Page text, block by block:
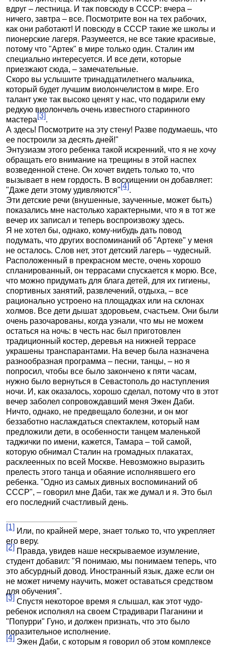
вдруг – лестница. И так повсюду в СССР: вчера –
ничего, завтра – все. Посмотрите вон на тех рабочих,
как они работают! И повсюду в СССР такие же школы и
пионерские лагеря. Разумеется, не все такие красивые,
потому что "Артек" в мире только один. Сталин им
специально интересуется. И все дети, которые
приезжают сюда, – замечательные.
Скоро вы услышите тринадцатилетнего мальчика,
который будет лучшим виолончелистом в мире. Его
талант уже так высоко ценят у нас, что подарили ему
редкую виолончель очень известного старинного
мастера[3].
А здесь! Посмотрите на эту стену! Разве подумаешь, что
ее построили за десять дней!"
Энтузиазм этого ребенка такой искренний, что я не хочу
обращать его внимание на трещины в этой наспех
возведенной стене. Он хочет видеть только то, что
вызывает в нем гордость. В восхищении он добавляет:
"Даже дети этому удивляются"[4].
Эти детские речи (внушенные, зaучeнныe, может быть)
показались мне настолько характерными, что я в тот же
вечер их записал и теперь воспроизвожу здесь.
Я не хотел бы, однако, кому-нибудь дать повод
подумать, что других воспоминаний об "Артеке" у меня
не осталось. Слов нет, этот детский лагерь – чудесный.
Расположенный в прекрасном месте, очень хорошо
спланированный, он террасами спускается к морю. Все,
что можно придумать для блага детей, для их гигиены,
спортивных занятий, развлечений, отдыха, – все
рационально устроено на площадках или на склонах
холмов. Все дети дышат здоровьем, счастьем. Они были
очень разочарованы, когда узнали, что мы не можем
остаться на ночь: в честь нас был приготовлен
традиционный костер, деревья на нижней террасе
украшены транспарантами. На вечер была назначена
разнообразная программа – песни, танцы, – но я
попросил, чтобы все было закончено к пяти часам,
нужно было вернуться в Севастополь до наступления
ночи. И, как оказалось, хорошо сделал, потому что в этот
вечер заболел сопровождавший меня Эжен Даби.
Ничто, однако, не предвещало болезни, и он мог
беззаботно наслаждаться спектаклем, который нам
предложили дети, в особенности танцем маленькой
таджички по имени, кажется, Тамара – той самой,
которую обнимал Сталин на громадных плакатах,
расклеенных по всей Москве. Невозможно выразить
прелесть этого танца и обаяние исполнявшего его
ребенка. "Одно из самых дивных воспоминаний об
СССР", – говорил мне Даби, так же думал и я. Это был
его последний счастливый день.
[1] Или, по крайней мере, знает только то, что укрепляет
его веру.
[2] Правда, увидев наше нескрываемое изумление,
студент добавил: "Я понимаю, мы понимаем теперь, что
это абсурдный довод. Иностранный язык, даже если он
не может ничему научить, может оставаться средством
для обучения".
[3] Спустя некоторое время я слышал, как этот чудо-
ребенок исполнял на своем Страдивари Паганини и
"Попурри" Гуно, и должен признать, что это было
поразительное исполнение.
[4] Эжен Даби, с которым я говорил об этом комплексе